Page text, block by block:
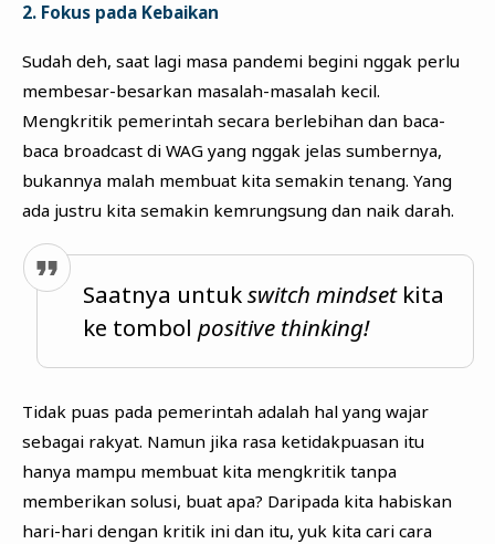
2. Fokus pada Kebaikan
Sudah deh, saat lagi masa pandemi begini nggak perlu
membesar-besarkan masalah-masalah kecil.
Mengkritik pemerintah secara berlebihan dan baca-
baca broadcast di WAG yang nggak jelas sumbernya,
bukannya malah membuat kita semakin tenang. Yang
ada justru kita semakin kemrungsung dan naik darah.
Saatnya untukswitch mindsetkita
ke tombol positive thinking!
Tidak puas pada pemerintah adalah hal yang wajar
sebagai rakyat. Namun jika rasa ketidakpuasan itu
hanya mampu membuat kita mengkritik tanpa
memberikan solusi, buat apa? Daripada kita habiskan
hari-hari dengan kritik ini dan itu, yuk kita cari cara